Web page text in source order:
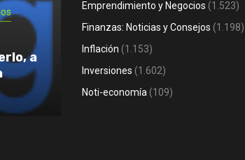
a
Emprendimiento y Negocios
Noti- Economia: Guía para
autónomo se vaya de
2 días Atrás Noti-economía
Emprendimiento y Negocios (1.523)
Finanzas: Noticias y Consejos (1.198)
Inflación (1.153)
Inversiones (1.602)
Noti-economía (109)